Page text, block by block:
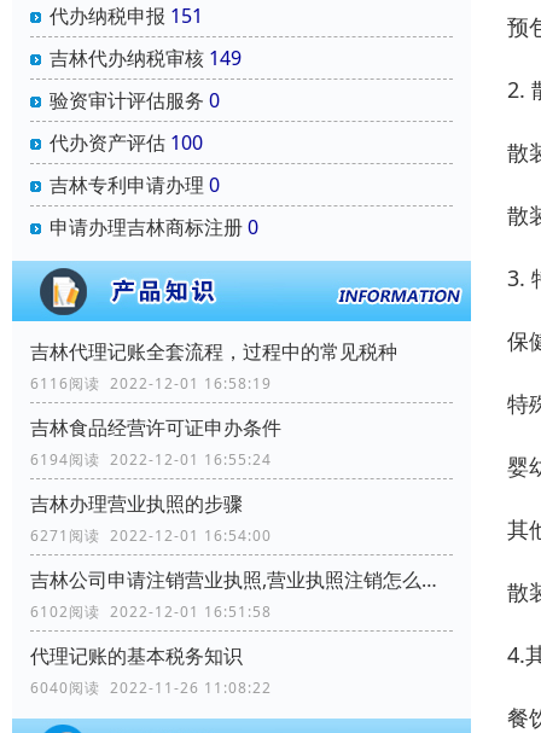
代办纳税申报 151
吉林代办纳税审核 149
验资审计评估服务 0
代办资产评估 100
吉林专利申请办理 0
申请办理吉林商标注册0
吉林代理记账全套流程，过程中的常见税种
6116阅读 2022-12-01 16:58:19
吉林食品经营许可证申办条件
6194阅读 2022-12-01 16:55:24
吉林办理营业执照的步骤
6271阅读 2022-12-01 16:54:00
吉林公司申请注销营业执照,营业执照注销怎么办理
6102阅读 2022-12-01 16:51:58
代理记账的基本税务知识
6040阅读 2022-11-26 11:08:22
预
2.
散
散
3.
保
特
婴
其
散
4.
餐